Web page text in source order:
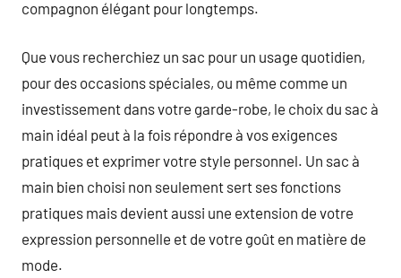
compagnon élégant pour longtemps.
Que vous recherchiez un sac pour un usage quotidien,
pour des occasions spéciales, ou même comme un
investissement dans votre garde-robe, le choix du sac à
main idéal peut à la fois répondre à vos exigences
pratiques et exprimer votre style personnel. Un sac à
main bien choisi non seulement sert ses fonctions
pratiques mais devient aussi une extension de votre
expression personnelle et de votre goût en matière de
mode.